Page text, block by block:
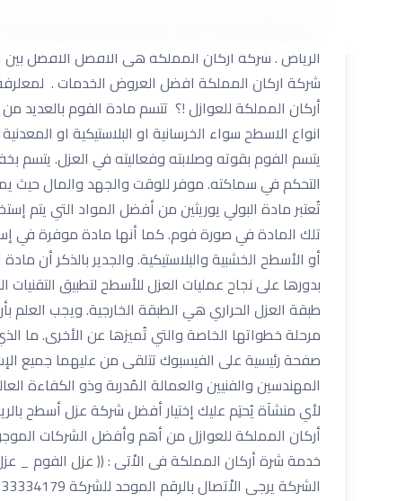
الرياض . شركة اركان المملكة هى الافضل الافضل
أركان المملكة للعوازل !؟ تتسم مادة الفوم بالعديد
انواع الاسطح سواء الخرسانية او البلاستيكية او
يتسم الفوم بقوته وصلابته وفعاليته في العزل. يتسم
التحكم في سماكته. موفر للوقت والجهد والمال حيث
تُعتبر مادة البولي يوريثين من أفضل المواد التي يتم
تلك المادة في صورة فوم. كما أنها مادة موفرة في
أو الأسطح الخشبية والبلاستيكية. والجدير بالذكر أن
بدورها على نجاح عمليات العزل للأسطح لتطبيق
طبقة العزل الحراري هي الطبقة الخارجية. ويجب العلم
مرحلة خطواتها الخاصة والتي تُميزها عن الأخرى.
صفحة رئيسية على الفيسبوك تتلقى من عليهما جميع
المهندسين والفنيين والعمالة المُدربة وذو
لأي منشآة يُحتِم عليك إختيار أفضل شركة عزل أسطح
أركان المملكة للعوازل من أهم وأفضل الشركات
خدمة شرة أركان المملكة فى الاْتى : (( عزل الفوم _
الشركة يرجى الاْتصال بالرقم الموحد للشركة 0533334179